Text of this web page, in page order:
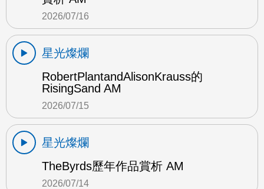
2026/07/16
星光燦爛
RobertPlantandAlisonKrauss的
RisingSand AM
2026/07/15
星光燦爛
TheByrds歷年作品賞析 AM
2026/07/14